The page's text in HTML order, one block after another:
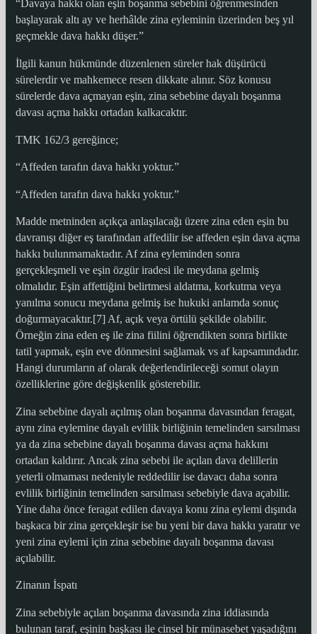
“Davaya hakkı olan eşin boşanma sebebini öğrenmesinden
başlayarak altı ay ve herhâlde zina eyleminin üzerinden beş yıl
geçmekle dava hakkı düşer.”
İlgili kanun hükmünde düzenlenen süreler hak düşürücü
sürelerdir ve mahkemece resen dikkate alınır. Söz konusu
sürelerde dava açmayan eşin, zina sebebine dayalı boşanma
davası açma hakkı ortadan kalkacaktır.
TMK 162/3 gereğince;
“Affeden tarafın dava hakkı yoktur.”
“Affeden tarafın dava hakkı yoktur.”
Madde metninden açıkça anlaşılacağı üzere zina eden eşin bu
davranışı diğer eş tarafından affedilir ise affeden eşin dava açma
hakkı bulunmamaktadır. Af zina eyleminden sonra
gerçekleşmeli ve eşin özgür iradesi ile meydana gelmiş
olmalıdır. Eşin affettiğini belirtmesi aldatma, korkutma veya
yanılma sonucu meydana gelmiş ise hukuki anlamda sonuç
doğurmayacaktır.[7] Af, açık veya örtülü şekilde olabilir.
Örneğin zina eden eş ile zina fiilini öğrendikten sonra birlikte
tatil yapmak, eşin eve dönmesini sağlamak vs af kapsamındadır.
Hangi durumların af olarak değerlendirileceği somut olayın
özelliklerine göre değişkenlik gösterebilir.
Zina sebebine dayalı açılmış olan boşanma davasından feragat,
aynı zina eylemine dayalı evlilik birliğinin temelinden sarsılması
ya da zina sebebine dayalı boşanma davası açma hakkını
ortadan kaldırır. Ancak zina sebebi ile açılan dava delillerin
yeterli olmaması nedeniyle reddedilir ise davacı daha sonra
evlilik birliğinin temelinden sarsılması sebebiyle dava açabilir.
Yine daha önce feragat edilen davaya konu zina eylemi dışında
başkaca bir zina gerçekleşir ise bu yeni bir dava hakkı yaratır ve
yeni zina eylemi için zina sebebine dayalı boşanma davası
açılabilir.
Zinanın İspatı
Zina sebebiyle açılan boşanma davasında zina iddiasında
bulunan taraf, eşinin başkası ile cinsel bir münasebet yaşadığını